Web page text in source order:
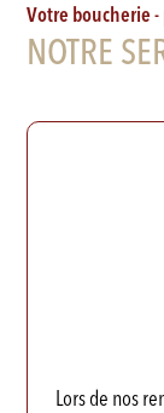
Votre boucherie
NOTRE
Lors de nos